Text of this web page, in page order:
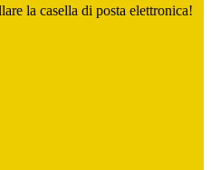
la casella di posta elettronica!